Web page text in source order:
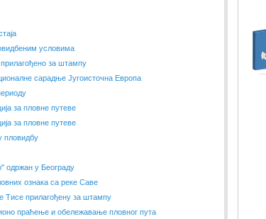
условима
за штампу
сарадње Југоисточна Европа
за пловне путеве
за пловне путеве
пловидбу
одржан у Београду
ознака са реке Саве
Тисе прилагођену за штампу
праћење и обележавање пловног пута